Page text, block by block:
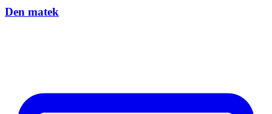
Den matek